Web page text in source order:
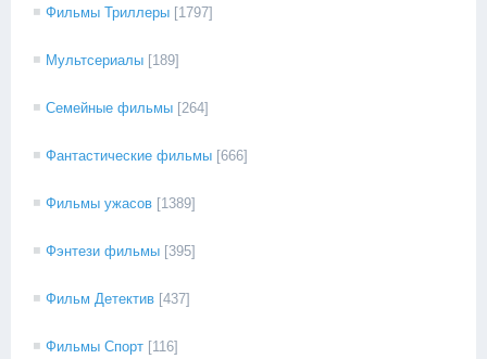
Фильмы Триллеры [1797]
Мультсериалы [189]
Семейные фильмы [264]
Фантастические фильмы [666]
Фильмы ужасов [1389]
Фэнтези фильмы [395]
Фильм Детектив [437]
Фильмы Спорт [116]